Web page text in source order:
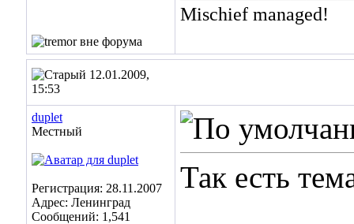
Mischief managed!
12.01.2009,
15:53
duplet
Местный
Регистрация: 28.11.2007
Адрес: Ленинград
Сообщений: 1,541
Так есть